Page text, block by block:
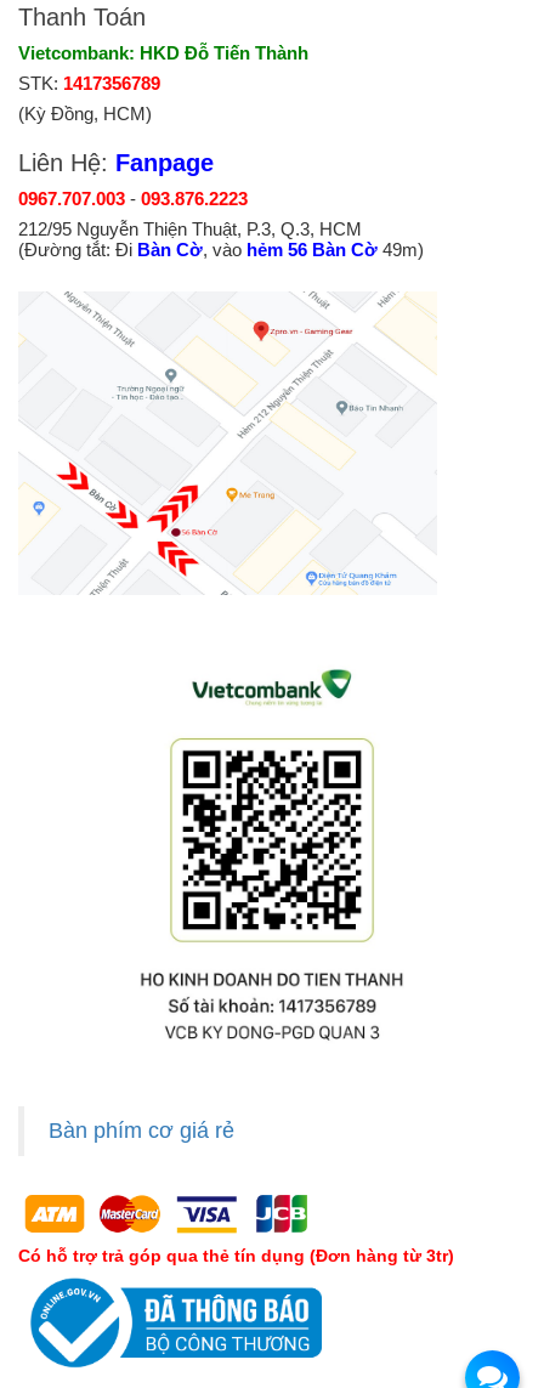
Thanh Toán
Vietcombank: HKD Đỗ Tiến Thành
STK: 1417356789
(Kỳ Đồng, HCM)
Liên Hệ: Fanpage
0967.707.003 - 093.876.2223
212/95 Nguyễn Thiện Thuật, P.3, Q.3, HCM
(Đường tắt: Đi Bàn Cờ, vào hẻm 56 Bàn Cờ 49m)
Bàn phím cơ giá rẻ
Có hỗ trợ trả góp qua thẻ tín dụng (Đơn hàng từ 3tr)